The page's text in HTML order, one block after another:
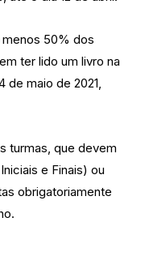
50% dos
ter lido um livro na
maio de 2021,
turmas, que devem
e Finais) ou
obrigatoriamente